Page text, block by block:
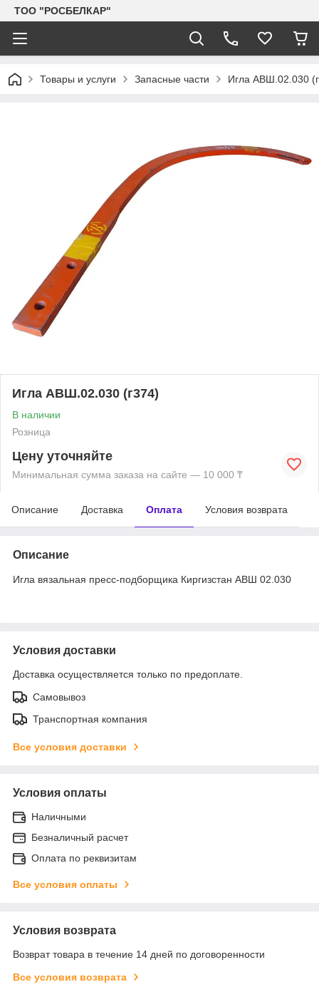
TOO "РОСБЕЛКАР"
Товары и услуги Запасные части Игла АВШ.02.030
Игла АВШ.02.030 (г374)
В наличии
Розница
Цену уточняйте
Минимальная сумма заказа на сайте — 10 000 ₸
Описание Доставка Оплата Условия возврата
Описание
Игла вязальная пресс-подборщика Киргизстан АВШ 02.030
Условия доставки
Доставка осуществляется только по предоплате.
Самовывоз
Транспортная компания
Все условия доставки
Условия оплаты
Наличными
Безналичный расчет
Оплата по реквизитам
Все условия оплаты
Условия возврата
Возврат товара в течение 14 дней по договоренности
Все условия возврата